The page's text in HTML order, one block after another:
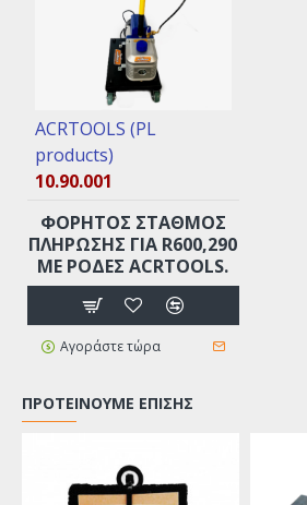
ACRTOOLS (PL
products)
10.90.001
ΦΟΡΗΤΟΣ ΣΤΑΘΜΟΣ
ΠΛΗΡΩΣΗΣ ΓΙΑ R600,290
ΜΕ ΡΌΔΕΣ ACRTOOLS.
Αγοράστε τώρα
ΠΡΟΤΕΊΝΟΥΜΕ ΕΠΊΣΗΣ